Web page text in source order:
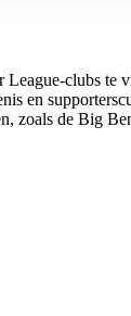
clubs te
en
zoals de Big